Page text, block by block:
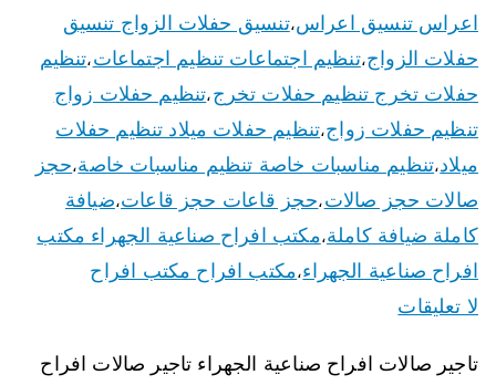
اعراس تنسيق اعراس،تنسيق حفلات الزواج تنسيق
حفلات الزواج،تنظيم اجتماعات تنظيم اجتماعات،تنظيم
حفلات تخرج تنظيم حفلات تخرج،تنظيم حفلات زواج
تنظيم حفلات زواج،تنظيم حفلات ميلاد تنظيم حفلات
ميلاد،تنظيم مناسبات خاصة تنظيم مناسبات خاصة،حجز
صالات حجز صالات،حجز قاعات حجز قاعات،ضيافة
كاملة ضيافة كاملة،مكتب افراح صناعية الجهراء مكتب
افراح صناعية الجهراء،مكتب افراح مكتب افراح
لا تعليقات
تاجير صالات افراح صناعية الجهراء تاجير صالات افراح